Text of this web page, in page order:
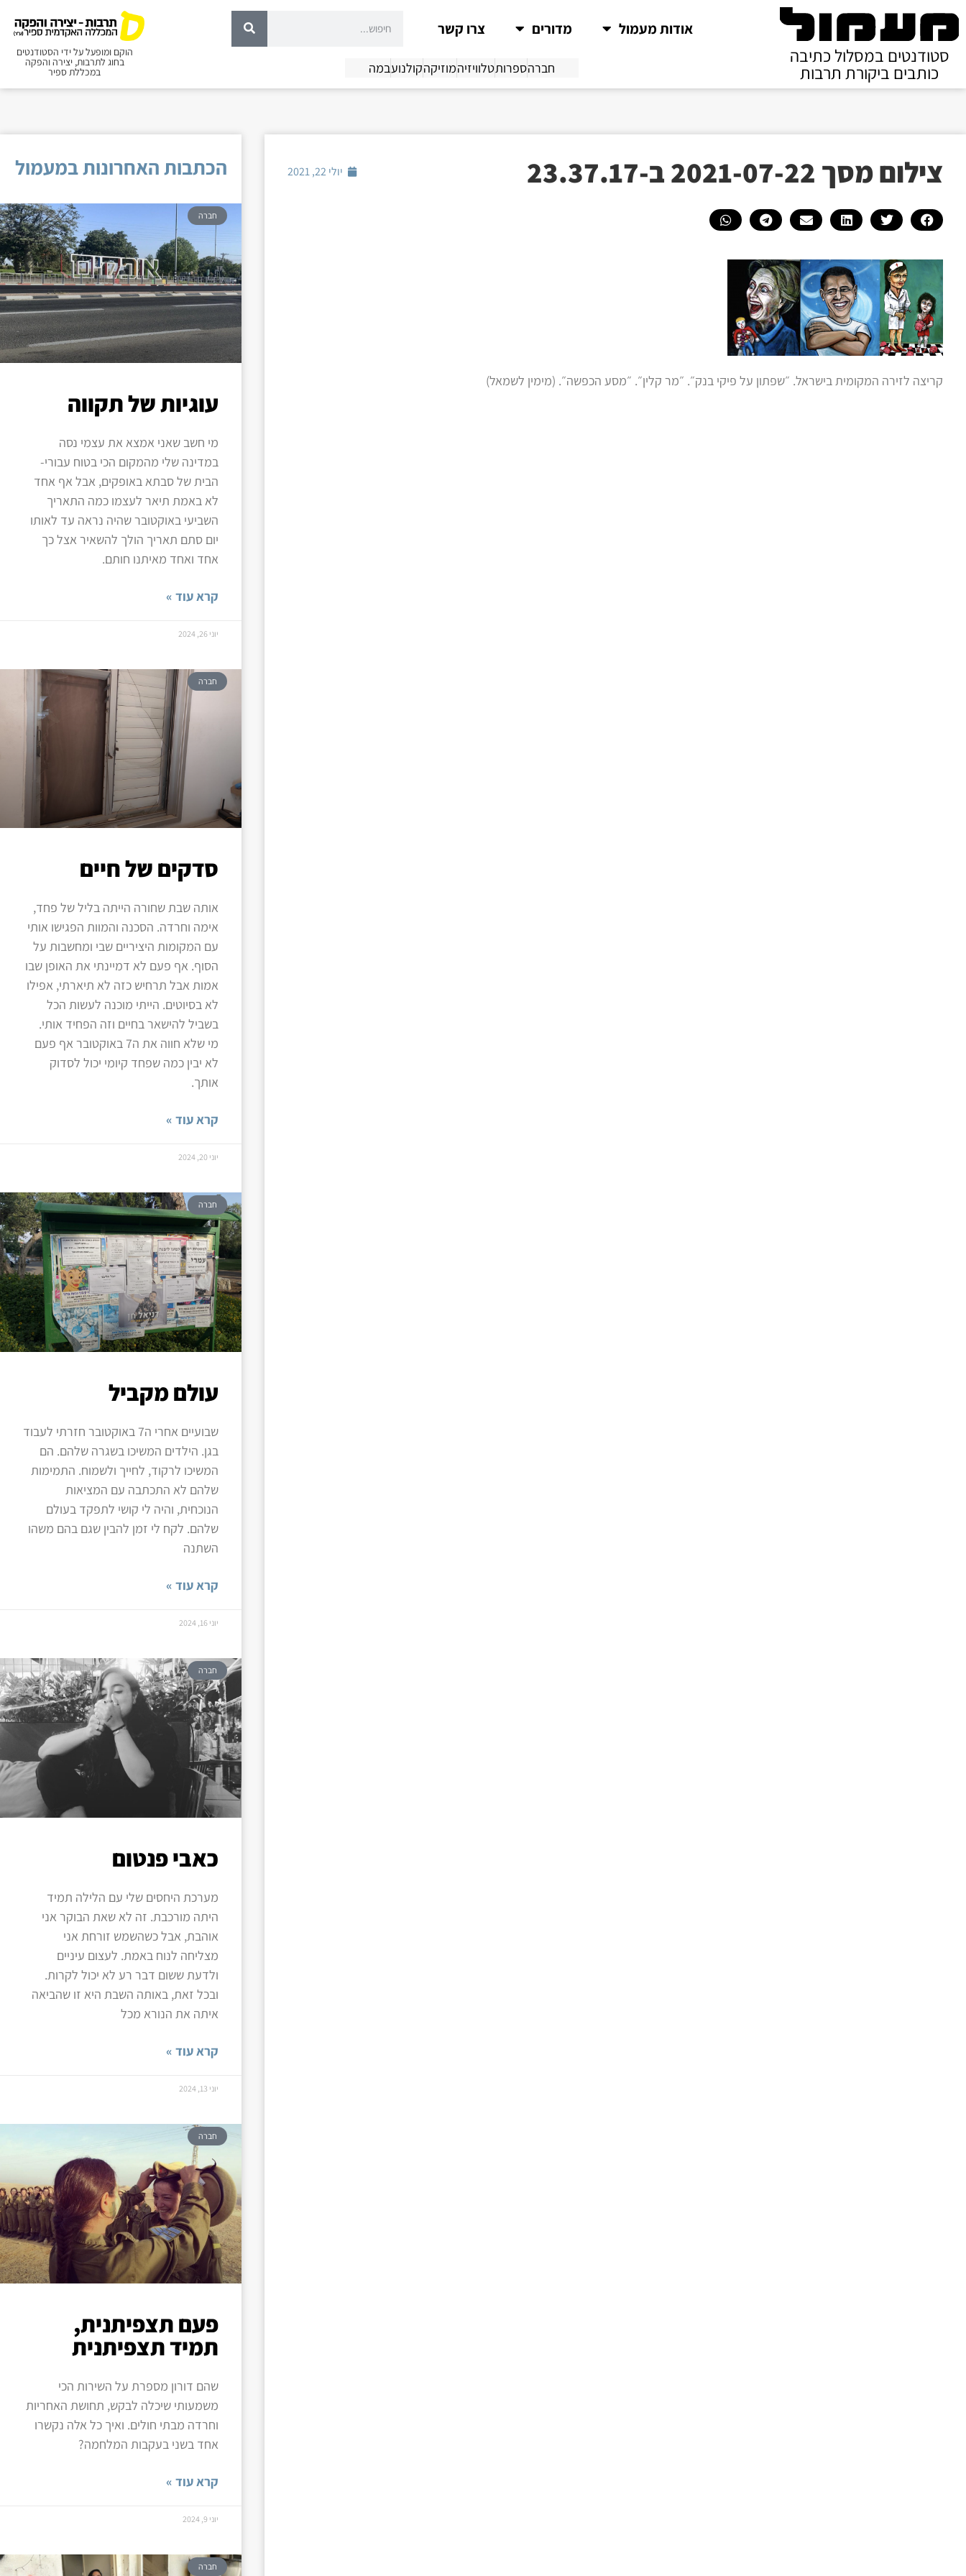
סטודנטים במסלול כתיבה
כותבים ביקורת תרבות
אודות מעמול מדורים צרו קשר
חברהספרותטלוויזיהמוזיקהקולנועבמה
הוקם ומופעל על ידי הסטודנטים
בחוג לתרבות, יצירה והפקה
במכללת ספיר
צילום מסך 2021-07-22 ב-23.37.17 יולי 22, 2021
קריצה לזירה המקומית בישראל. ״שפתון על פיקי בנק״. ״מר קלין״. ״מסע הכפשה״. (מימין לשמאל)
הכתבות האחרונות במעמול
חברה
עוגיות של תקווה
מי חשב שאני אמצא את עצמי נסה
במדינה שלי מהמקום הכי בטוח עבורי-
הבית של סבתא באופקים, אבל אף אחד
לא באמת תיאר לעצמו כמה התאריך
השביעי באוקטובר שהיה נראה עד לאותו
יום סתם תאריך הולך להשאיר אצל כך
אחד ואחד מאיתנו חותם.
קרא עוד »
יוני 26, 2024
חברה
סדקים של חיים
אותה שבת שחורה הייתה בליל של פחד,
אימה וחרדה. הסכנה והמוות הפגישו אותי
עם המקומות היציריים שבי ומחשבות על
הסוף. אף פעם לא דמיינתי את האופן שבו
אמות אבל תרחיש כזה לא תיארתי, אפילו
לא בסיוטים. הייתי מוכנה לעשות הכל
בשביל להישאר בחיים וזה הפחיד אותי.
מי שלא חווה את ה7 באוקטובר אף פעם
לא יבין כמה שפחד קיומי יכול לסדוק
אותך.
קרא עוד »
יוני 20, 2024
חברה
עולם מקביל
שבועיים אחרי ה7 באוקטובר חזרתי לעבוד
בגן. הילדים המשיכו בשגרה שלהם. הם
המשיכו לרקוד, לחייך ולשמוח. התמימות
שלהם לא התכתבה עם המציאות
הנוכחית, והיה לי קושי לתפקד בעולם
שלהם. לקח לי זמן להבין שגם בהם משהו
השתנה
קרא עוד »
יוני 16, 2024
חברה
כאבי פנטום
מערכת היחסים שלי עם הלילה תמיד
היתה מורכבת. זה לא שאת הבוקר אני
אוהבת, אבל כשהשמש זורחת אני
מצליחה לנוח באמת. לעצום עיניים
ולדעת ששום דבר רע לא יכול לקרות.
ובכל זאת, באותה השבת היא זו שהביאה
איתה את הנורא מכל
קרא עוד »
יוני 13, 2024
חברה
פעם תצפיתנית,
תמיד תצפיתנית
שהם דורון מספרת על השירות הכי
משמעותי שיכלה לבקש, תחושת האחריות
וחרדה מבתי חולים. ואיך כל אלה נקשרו
אחד בשני בעקבות המלחמה?
קרא עוד »
יוני 9, 2024
חברה